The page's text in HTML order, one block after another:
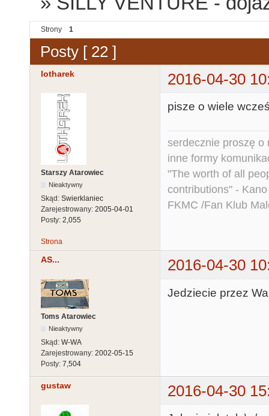
Strony 1
Posty [ 22 ]
lotharek 2016-04-30
Starszy Atarowiec
Nieaktywny
Skąd: Swierklaniec
Zarejestrowany: 2005-04-01
Posty: 2,055
pisze o wiele
serdecznie proszę o
inne formy
"The worth of all
contributions" -
FKMC /Fan Klub
Strona
AS... 2016-04-30
Toms Atarowiec
Nieaktywny
Skąd: W-WA
Zarejestrowany: 2002-05-15
Posty: 7,504
Jedziecie przez
gustaw 2016-04-30